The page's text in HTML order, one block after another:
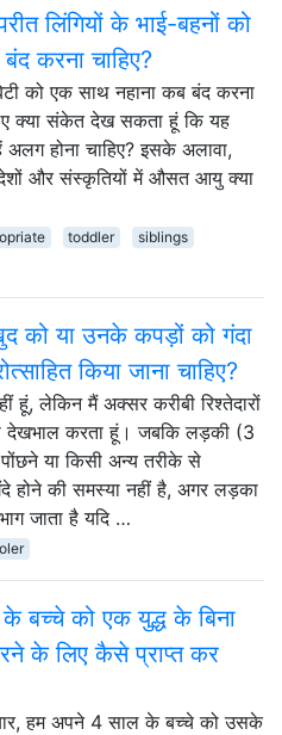
लिंगियों के भाई-बहनों को
करना चाहिए?
को एक साथ नहाना कब बंद करना
क्या संकेत देख सकता हूं कि यह
अलग होना चाहिए? इसके अलावा,
और संस्कृतियों में औसत आयु क्या
toddler
siblings
को या उनके कपड़ों को गंदा
किया जाना चाहिए?
हूं, लेकिन मैं अक्सर करीबी रिश्तेदारों
देखभाल करता हूं। जबकि लड़की (3
या किसी अन्य तरीके से
होने की समस्या नहीं है, अगर लड़का
जाता है यदि …
बच्चे को एक युद्ध के बिना
के लिए कैसे प्राप्त कर
हम अपने 4 साल के बच्चे को उसके